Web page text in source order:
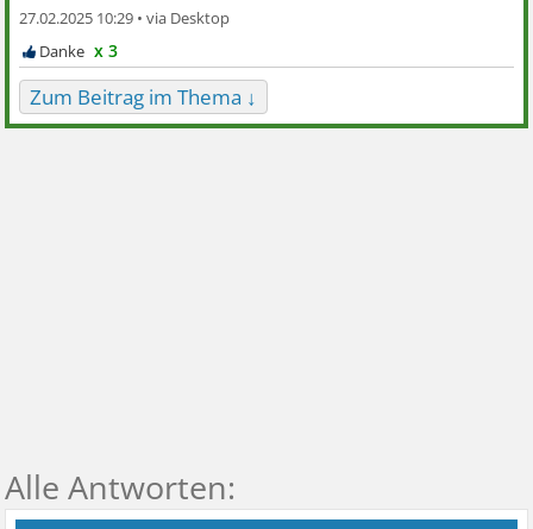
27.02.2025 10:29 •
x 3
Zum Beitrag im Thema ↓